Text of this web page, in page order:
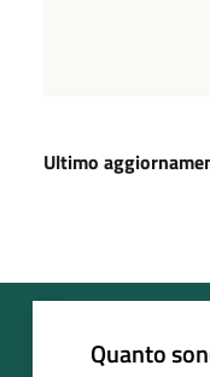
Ultimo
Quanto